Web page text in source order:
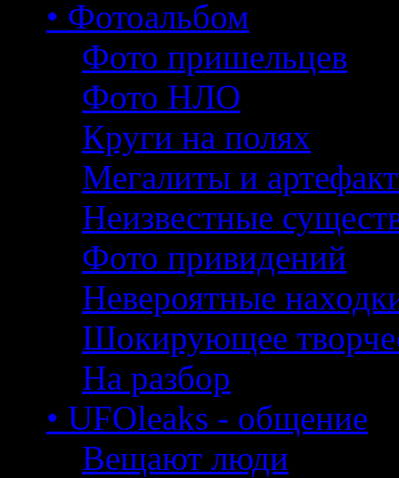
• Фотоальбом
Фото пришельцев
Фото НЛО
Круги на полях
Мегалиты и
Неизвестные
Фото привидений
Невероятные
Шокирующее
На разбор
• UFOleaks - общение
Вещают люди